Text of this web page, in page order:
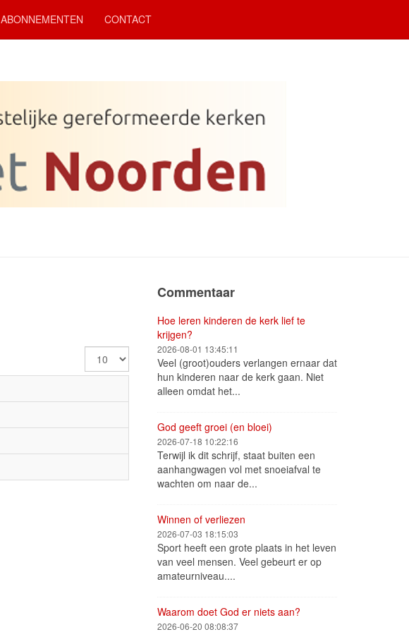
ABONNEMENTEN CONTACT
Toon
#
Commentaar
Hoe leren kinderen de kerk lief te
krijgen?
2026-08-01 13:45:11
Veel (groot)ouders verlangen ernaar dat
hun kinderen naar de kerk gaan. Niet
alleen omdat het...
God geeft groei (en bloei)
2026-07-18 10:22:16
Terwijl ik dit schrijf, staat buiten een
aanhangwagen vol met snoeiafval te
wachten om naar de...
Winnen of verliezen
2026-07-03 18:15:03
Sport heeft een grote plaats in het leven
van veel mensen. Veel gebeurt er op
amateurniveau....
Waarom doet God er niets aan?
2026-06-20 08:08:37